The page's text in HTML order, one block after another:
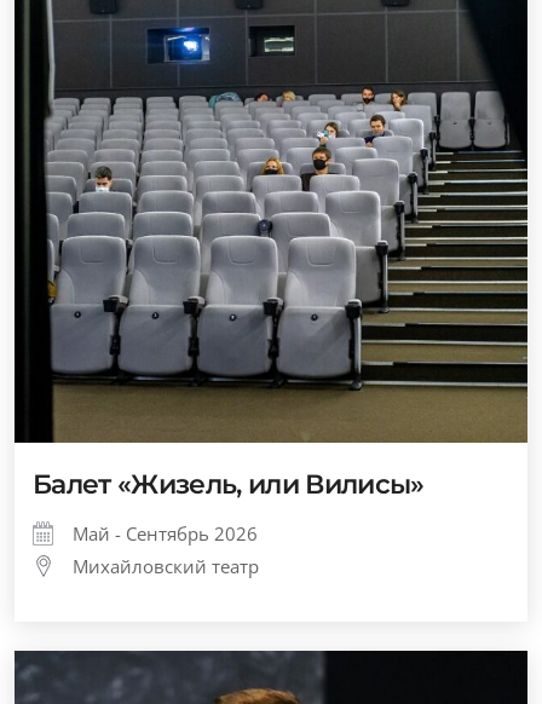
Балет «Жизель, или Вилисы»
Май - Сентябрь 2026
Михайловский театр